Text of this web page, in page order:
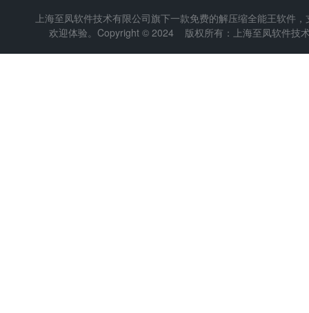
上海至凤软件技术有限公司旗下一款免费的解压缩全能王软件
欢迎体验。Copyright © 2024 版权所有：上海至凤软件技